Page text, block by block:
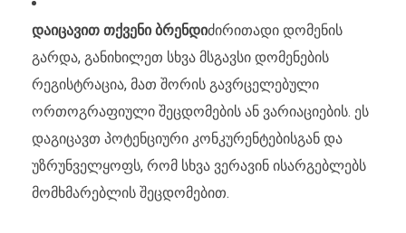
დაიცავით თქვენი ბრენდიძირითადი დომენის
გარდა, განიხილეთ სხვა მსგავსი დომენების
რეგისტრაცია, მათ შორის გავრცელებული
ორთოგრაფიული შეცდომების ან ვარიაციების. ეს
დაგიცავთ პოტენციური კონკურენტებისგან და
უზრუნველყოფს, რომ სხვა ვერავინ ისარგებლებს
მომხმარებლის შეცდომებით.